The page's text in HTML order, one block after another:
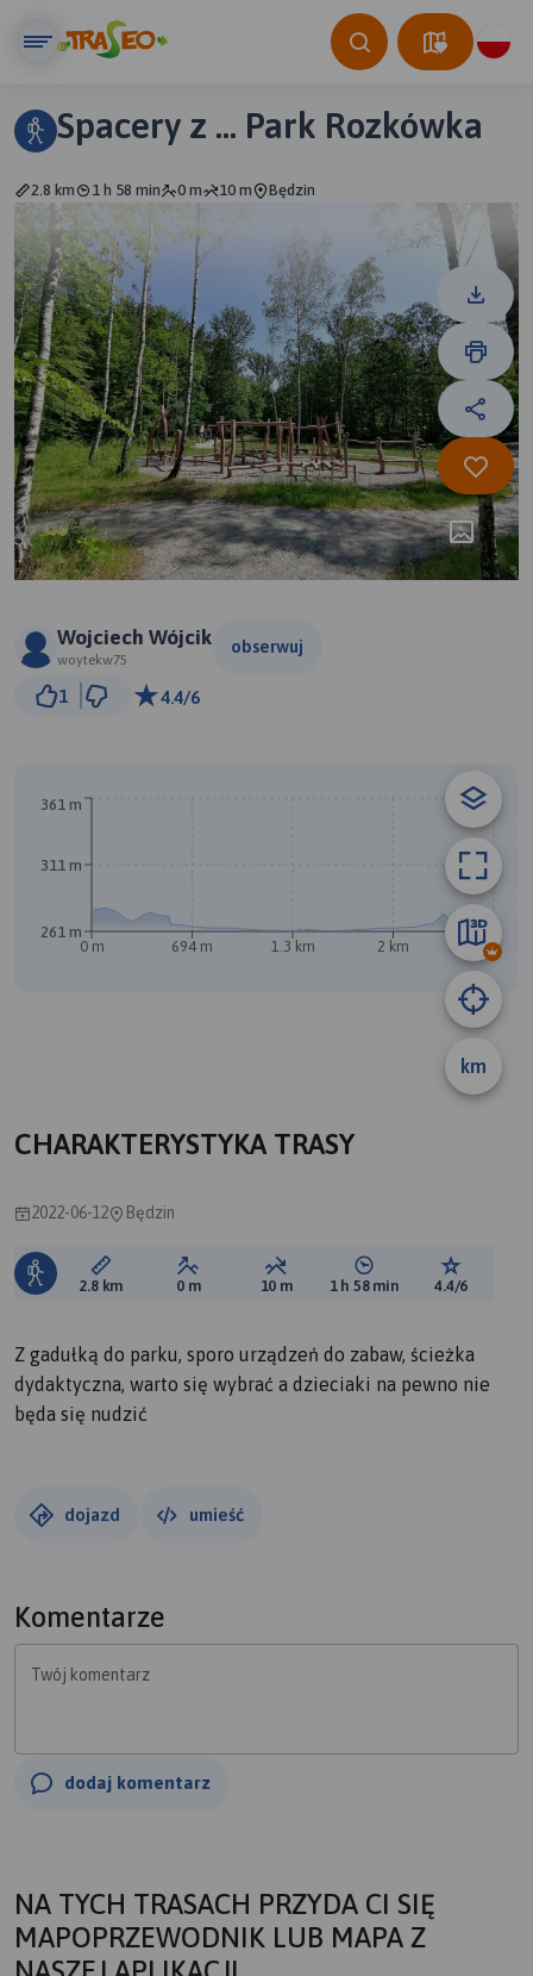
Spacery z ... Park Rozkówka
2.8 km 1 h 58 min 0 m 10 m Będzin
Wojciech Wójcik
woytekw75
obserwuj
1 4.4/6
A
km
0 m 694 m 1.3 km 2 km 2.7 km
261 m
311 m
361 m
CHARAKTERYSTYKA TRASY
2022-06-12 Będzin
Długość trasy:
2.8 km Suma przewyższeń:
0 m Suma spadków:
10 m Średni czas potrzebny
1 h 58 min Ocena
4.4/6
Z gadułką do parku, sporo urządzeń do zabaw, ścieżka
dydaktyczna, warto się wybrać a dzieciaki na pewno nie
będa się nudzić
dojazd umieść
Komentarze
Twój komentarz
dodaj komentarz
NA TYCH TRASACH PRZYDA CI SIĘ
MAPOPRZEWODNIK LUB MAPA Z